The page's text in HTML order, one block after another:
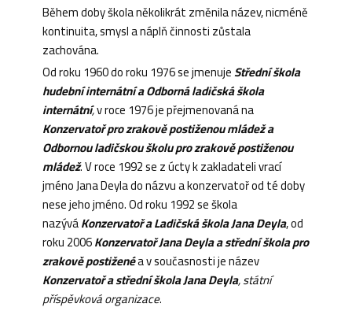
Během doby škola několikrát změnila název, nicméně
kontinuita, smysl a náplň činnosti zůstala
zachována.
Od roku 1960 do roku 1976 se jmenujeStřední škola
hudební internátní a Odborná ladičská škola
internátní,v roce 1976 je přejmenovaná na
Konzervatoř pro zrakově postiženou mládež a
Odbornou ladičskou školu pro zrakově postiženou
mládež. V roce 1992 se z úcty k zakladateli vrací
jméno Jana Deyla do názvu a konzervatoř od té doby
nese jeho jméno. Od roku 1992 se škola
nazýváKonzervatoř a Ladičská škola Jana Deyla, od
roku 2006Konzervatoř Jana Deyla a střední škola pro
zrakově postiženéa v současnosti je název
Konzervatoř a střední škola Jana Deyla, státní
příspěvková organizace.